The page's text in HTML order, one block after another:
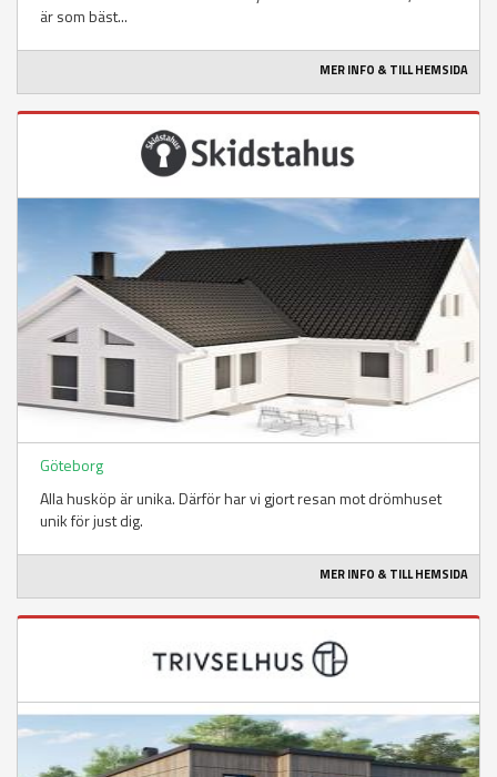
är som bäst...
MER INFO & TILL HEMSIDA
Göteborg
Alla husköp är unika. Därför har vi gjort resan mot drömhuset
unik för just dig.
MER INFO & TILL HEMSIDA